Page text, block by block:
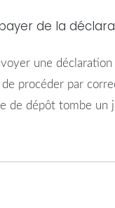
de la
une déclaration
procéder par
de dépôt tombe